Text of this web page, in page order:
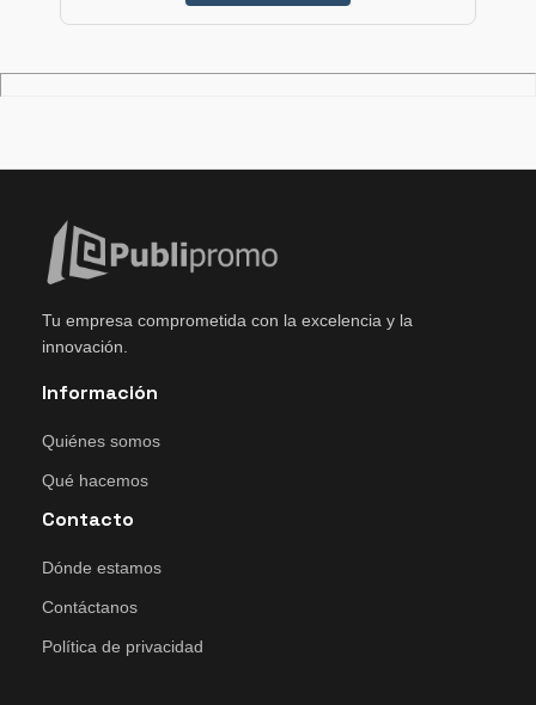
Tu empresa comprometida con la excelencia y la
innovación.
Información
Quiénes somos
Qué hacemos
Contacto
Dónde estamos
Contáctanos
Política de privacidad